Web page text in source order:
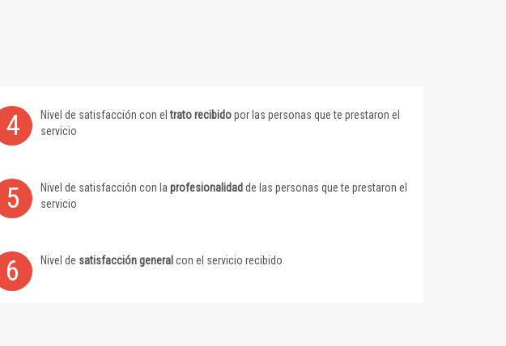
4 Nivel de satisfacción con eltrato recibidopor las personas que te prestaron el
servicio
5 Nivel de satisfacción con la profesionalidad de las personas que te prestaron el
servicio
6 Nivel de satisfacción general con el servicio recibido